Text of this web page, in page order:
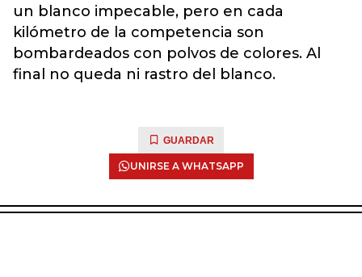
un blanco impecable, pero en cada
kilómetro de la competencia son
bombardeados con polvos de colores. Al
final no queda ni rastro del blanco.
GUARDAR
UNIRSE A WHATSAPP